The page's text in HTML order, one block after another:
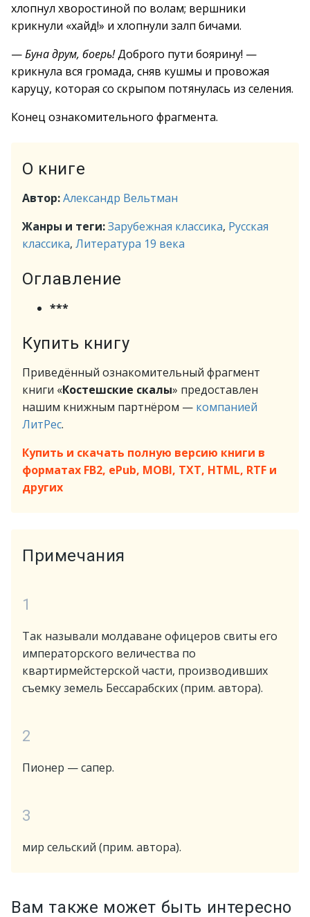
хлопнул хворостиной по волам; вершники
крикнули «хайд!» и хлопнули залп бичами.
—Буна друм, боерь!Доброго пути боярину! —
крикнула вся громада, сняв кушмы и провожая
каруцу, которая со скрыпом потянулась из селения.
Конец ознакомительного фрагмента.
О книге
Автор:Александр Вельтман
Жанры и теги:Зарубежная классика, Русская
классика, Литература 19 века
Оглавление
***
Купить книгу
Приведённый ознакомительный фрагмент
книги «Костешские скалы» предоставлен
нашим книжным партнёром — компанией
ЛитРес.
Купить и скачать полную версию книги в
форматах FB2, ePub, MOBI, TXT, HTML, RTF и
других
Примечания
1
Так называли молдаване офицеров свиты его
императорского величества по
квартирмейстерской части, производивших
съемку земель Бессарабских (прим. автора).
2
Пионер — сапер.
3
мир сельский (прим. автора).
Вам также может быть интересно